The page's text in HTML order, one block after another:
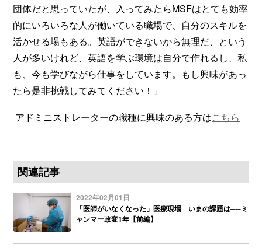
団体だと思っていたが、入ってみたらMSFはとても効率
的にいろいろな人が働いている職場で、自分のスキルを
活かせる場もある。英語ができないから無理だ、という
人が多いけれど、英語を学ぶ環境は自分で作れるし、私
も、今も学びながら仕事をしています。もし興味があっ
たら是非挑戦してみてください！」
アドミニストレーターの職種に興味のある方はこちら
関連記事
2022年02月01日
「医師がいなくなった」医療現場 いまの課題は──ミ
ャンマー政変1年【前編】